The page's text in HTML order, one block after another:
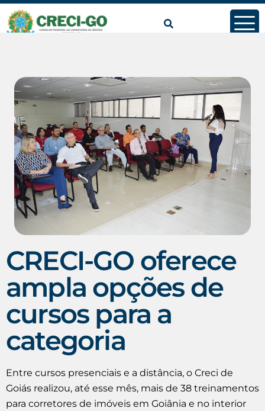
CRECI-GO oferece
ampla opções de
cursos para a
categoria
Entre cursos presenciais e a distância, o Creci de
Goiás realizou, até esse mês, mais de 38 treinamentos
para corretores de imóveis em Goiânia e no interior